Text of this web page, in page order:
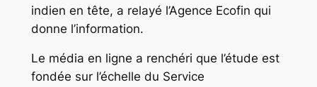
indien en tête, a relayé l’Agence Ecofin qui
donne l’information.
Le média en ligne a renchéri que l’étude est
fondée sur l’échelle du Service